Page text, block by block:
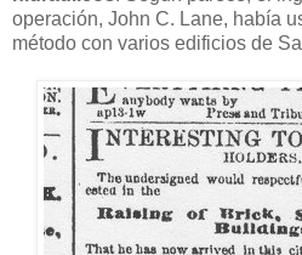
operación, John C. Lane, había
método con varios edificios de